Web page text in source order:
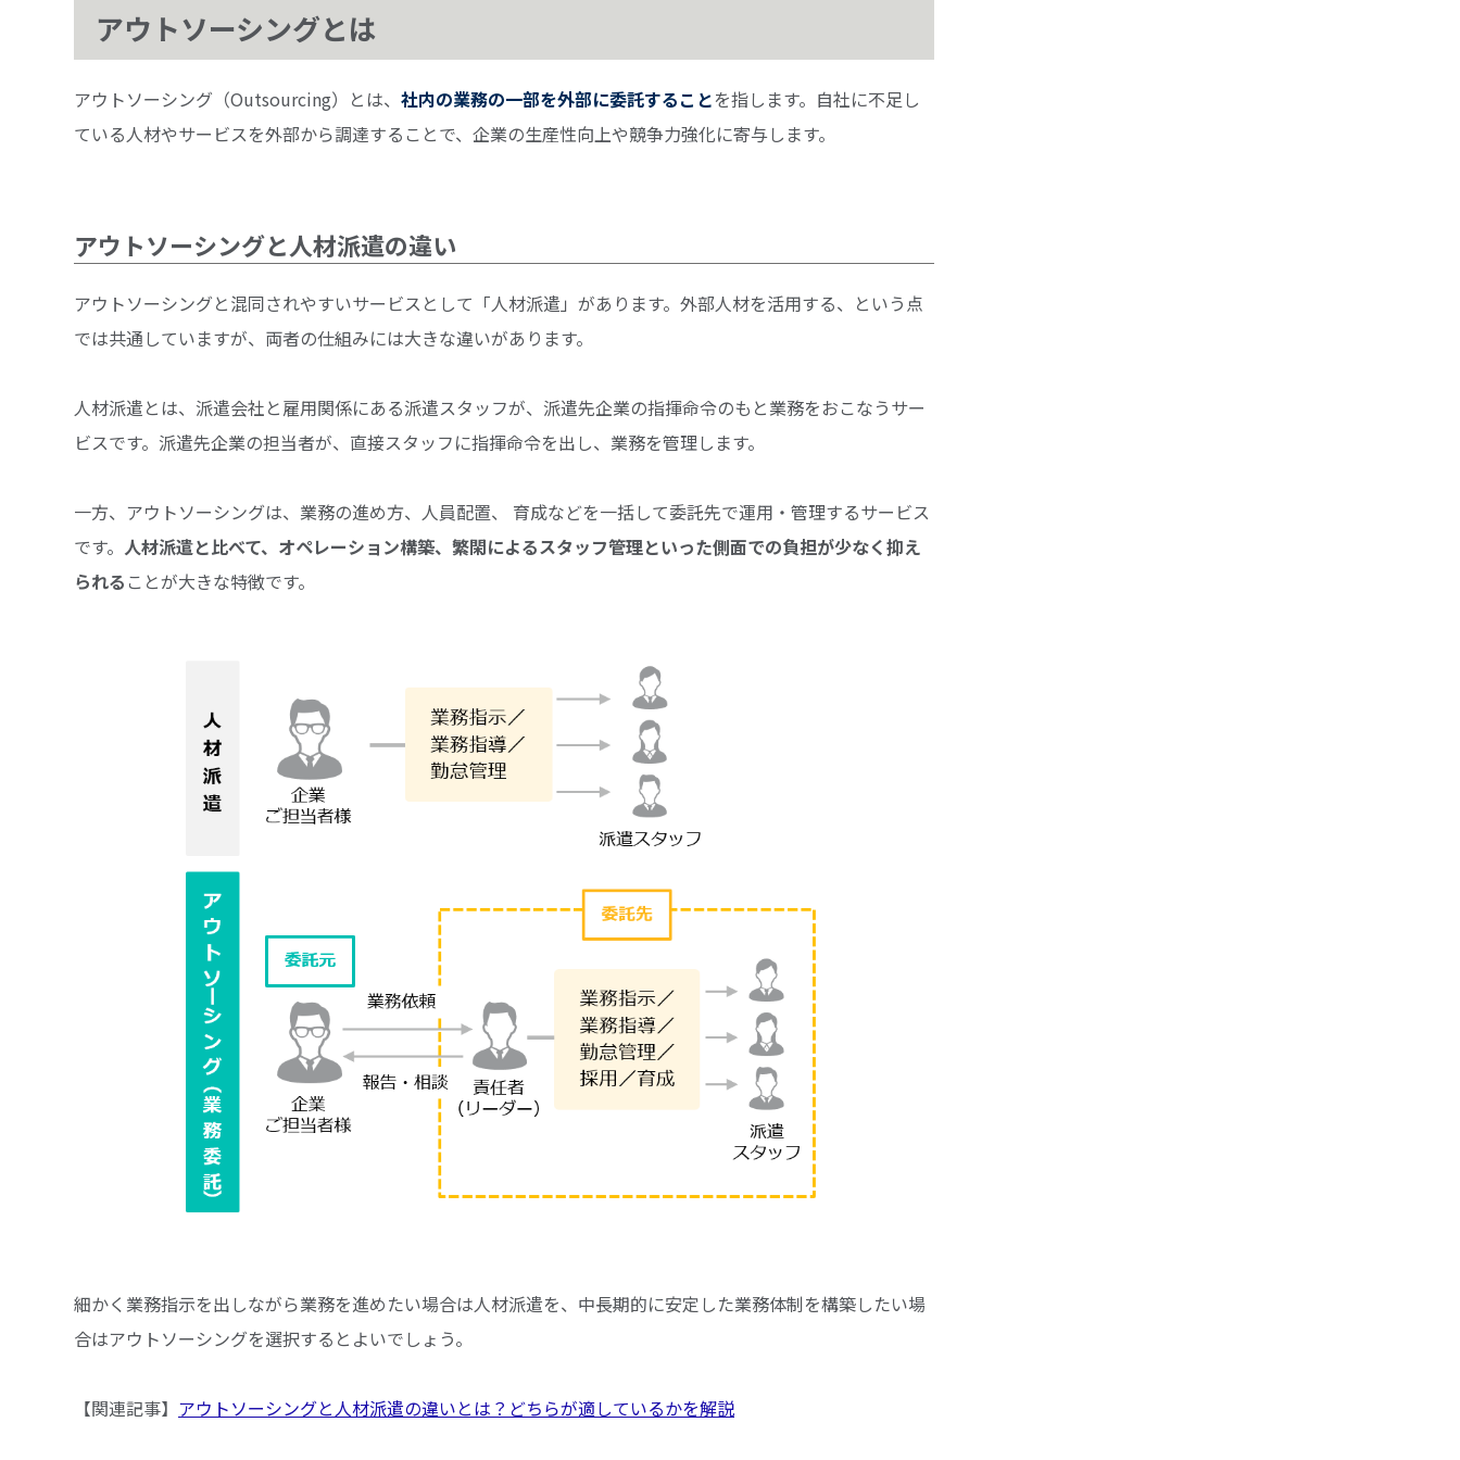
アウトソーシングとは
アウトソーシング（Outsourcing）とは、 社内の業務の一部を外部に委託することを指します。自社に不足し
ている人材やサービスを外部から調達することで、企業の生産性向上や競争力強化に寄与します。
アウトソーシングと人材派遣の違い
アウトソーシングと混同されやすいサービスとして「人材派遣」があります。外部人材を活用する、という点
では共通していますが、両者の仕組みには大きな違いがあります。
人材派遣とは、派遣会社と雇用関係にある派遣スタッフが、派遣先企業の指揮命令のもと業務をおこなうサー
ビスです。派遣先企業の担当者が、直接スタッフに指揮命令を出し、業務を管理します。
一方、アウトソーシングは、業務の進め方、人員配置、 育成などを一括して委託先で運用・管理するサービス
です。 人材派遣と比べて、オペレーション構築、繁閑によるスタッフ管理といった側面での負担が少なく抑え
られる ことが大きな特徴です。
細かく業務指示を出しながら業務を進めたい場合は人材派遣を、中長期的に安定した業務体制を構築したい場
合はアウトソーシングを選択するとよいでしょう。
【関連記事】 アウトソーシングと人材派遣の違いとは？どちらが適しているかを解説